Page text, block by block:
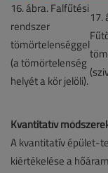
16. ábra. Falfűtési
rendszer
tömörtelenséggel
(a tömörtelenség
helyét a kör jelöli).
17.
Kvantitatív
A kvantitatív épület-
kiértékelése a